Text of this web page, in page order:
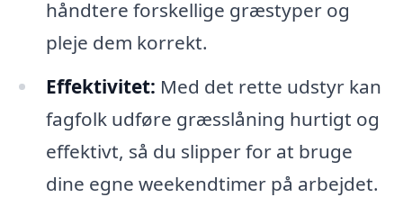
håndtere forskellige græstyper og
pleje dem korrekt.
Effektivitet: Med det rette udstyr kan
fagfolk udføre græsslåning hurtigt og
effektivt, så du slipper for at bruge
dine egne weekendtimer på arbejdet.